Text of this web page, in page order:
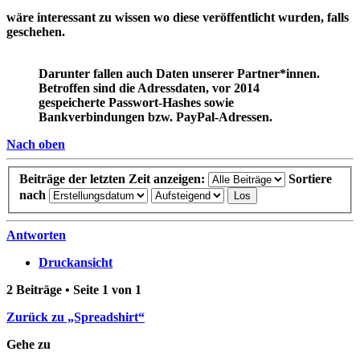
wäre interessant zu wissen wo diese veröffentlicht wurden, falls
geschehen.
Darunter fallen auch Daten unserer Partner*innen.
Betroffen sind die Adressdaten, vor 2014
gespeicherte Passwort-Hashes sowie
Bankverbindungen bzw. PayPal-Adressen.
Nach oben
Beiträge der letzten Zeit anzeigen:
Sortiere
nach
Antworten
Druckansicht
2 Beiträge • Seite 1 von 1
Zurück zu „Spreadshirt“
Gehe zu